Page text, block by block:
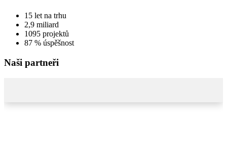
15 let na trhu
2,9 miliard
1095 projektů
87 % úspěšnost
Naši partneři